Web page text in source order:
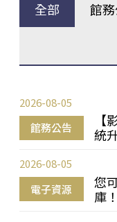
全部 館
館務公告
統
2026-08-05
電子資源
您
庫！
2026-08-05